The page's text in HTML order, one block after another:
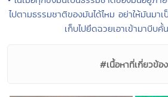
ไปตามธรรมชาติของมันได้ไหม อย่าให้มันมาเ
เก็บไปยึดฉวยเอาเข้ามาบีบคั้
#เนื้อหาที่เกี่ยวข้อง